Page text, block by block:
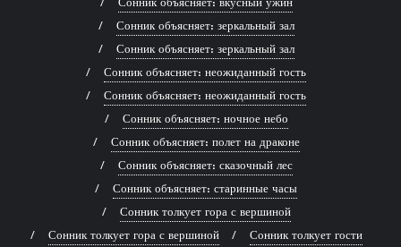
Сонник объясняет: зеркальный зал
Сонник объясняет: зеркальный зал
Сонник объясняет: неожиданный гость
Сонник объясняет: неожиданный гость
Сонник объясняет: ночное небо
Сонник объясняет: полет на драконе
Сонник объясняет: сказочный лес
Сонник объясняет: старинные часы
Сонник толкует гора с вершиной
Сонник толкует гора с вершиной
Сонник толкует гости